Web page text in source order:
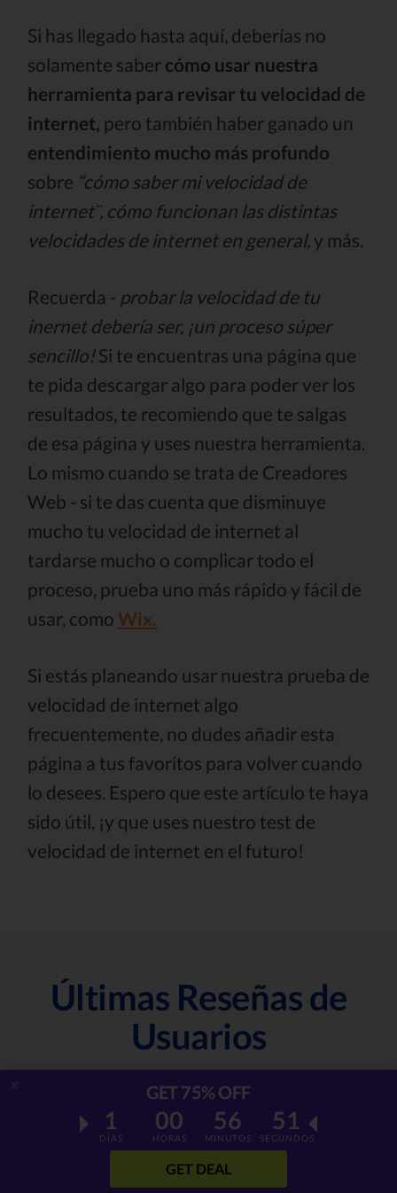
Si has llegado hasta aquí, deberías no
solamente saber cómo usar nuestra
herramienta para revisar tu velocidad de
internet, pero también haber ganado un
entendimiento mucho más profundo
sobre “cómo saber mi velocidad de
internet¨, cómo funcionan las distintas
velocidades de internet en general, y más.
Recuerda - probar la velocidad de tu
inernet debería ser, ¡un proceso súper
sencillo!Si te encuentras una página que
te pida descargar algo para poder ver los
resultados, te recomiendo que te salgas
de esa página y uses nuestra herramienta.
Lo mismo cuando se trata de Creadores
Web - si te das cuenta que disminuye
mucho tu velocidad de internet al
tardarse mucho o complicar todo el
proceso, prueba uno más rápido y fácil de
usar, como Wix.
Si estás planeando usar nuestra prueba de
velocidad de internet algo
frecuentemente, no dudes añadir esta
página a tus favoritos para volver cuando
lo desees. Espero que este artículo te haya
sido útil, ¡y que uses nuestro test de
velocidad de internet en el futuro!
Últimas Reseñas de
Usuarios
GET 75% OFF
1
DÍAS
00
HORAS
56
MINUTOS
50
SEGUNDOS
GET DEAL